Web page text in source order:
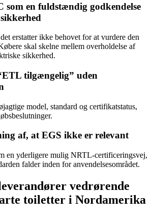
som en fuldstændig godkendelse
erstatter ikke behovet for at vurdere den
skal skelne mellem overholdelse af
sikkerhed.
tilgængelig” uden
model, standard og certifikatstatus,
af, at EGS ikke er relevant
en yderligere mulig NRTL-certificeringsvej,
falder inden for anvendelsesområdet.
vedrørende
toiletter i Nordamerika